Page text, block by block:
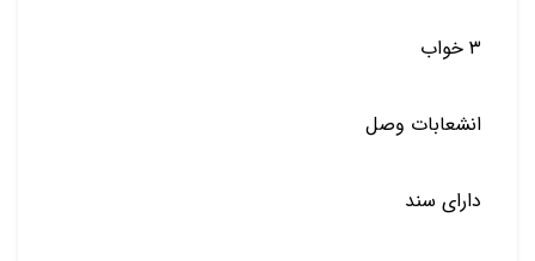
۳ خواب
انشعابات وصل
دارای سند